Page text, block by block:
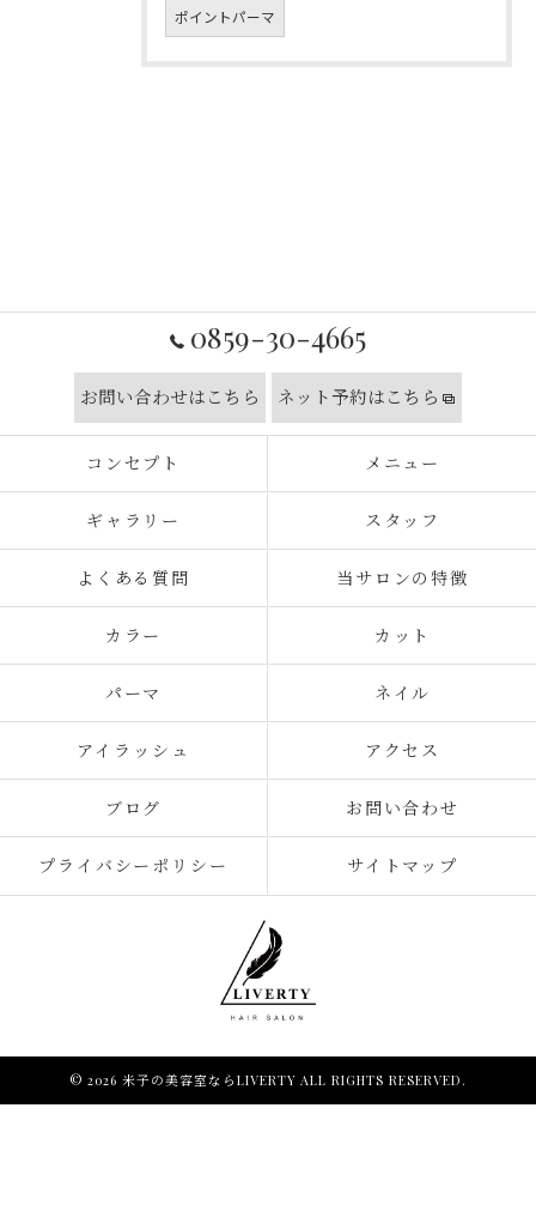
ポイントパーマ
0859-30-4665
お問い合わせはこちら ネット予約はこちら
コンセプト メニュー
ギャラリー スタッフ
よくある質問 当サロンの特徴
カラー カット
パーマ ネイル
アイラッシュ アクセス
ブログ お問い合わせ
プライバシーポリシー サイトマップ
© 2026 米子の美容室ならLIVERTY ALL RIGHTS RESERVED.